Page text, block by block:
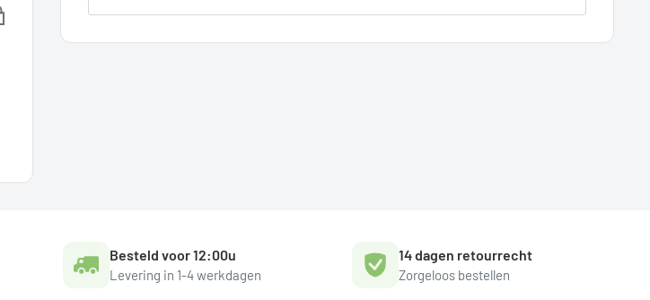
Besteld voor 12:00u
Levering in 1-4 werkdagen
14 dagen retourrecht
Zorgeloos bestellen